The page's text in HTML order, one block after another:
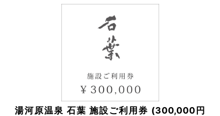
湯河原温泉 石葉 施設ご利用券 (300,000円